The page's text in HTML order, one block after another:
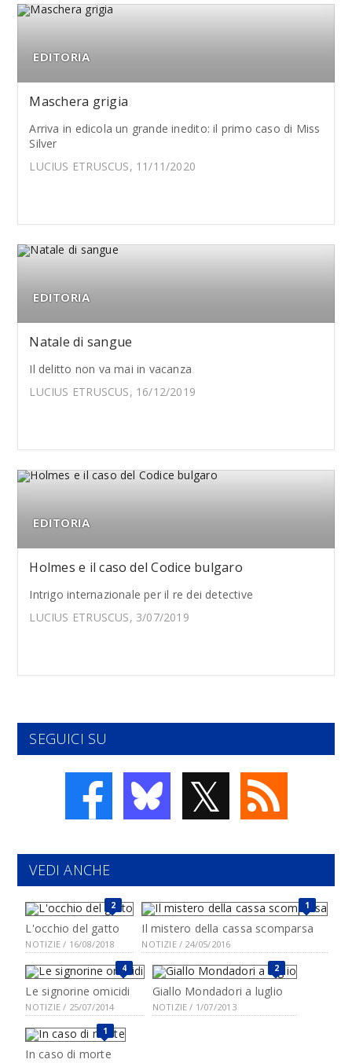
EDITORIA
Maschera grigia
Arriva in edicola un grande inedito: il primo caso di Miss
Silver
LUCIUS ETRUSCUS, 11/11/2020
EDITORIA
Natale di sangue
Il delitto non va mai in vacanza
LUCIUS ETRUSCUS, 16/12/2019
EDITORIA
Holmes e il caso del Codice bulgaro
Intrigo internazionale per il re dei detective
LUCIUS ETRUSCUS, 3/07/2019
SEGUICI SU
𝕏
VEDI ANCHE
2
L'occhio del gatto
NOTIZIE / 16/08/2018
1
Il mistero della cassa scomparsa
NOTIZIE / 24/05/2016
4
Le signorine omicidi
NOTIZIE / 25/07/2014
2
Giallo Mondadori a luglio
NOTIZIE / 1/07/2013
1
In caso di morte